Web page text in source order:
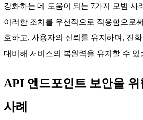
강화하는 데 도움이 되는 7가지 모범 사
이러한 조치를 우선적으로 적용함으로
호하고, 사용자의 신뢰를 유지하며, 진
대비해 서비스의 복원력을 유지할 수 있
API 엔드포인트 보안을 위
사례